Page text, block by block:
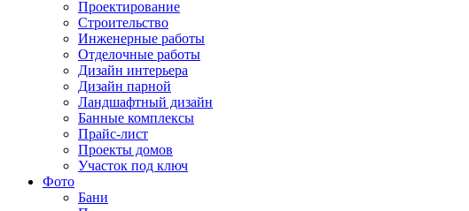
Проектирование
Строительство
Инженерные работы
Отделочные работы
Дизайн интерьера
Дизайн парной
Ландшафтный дизайн
Банные комплексы
Прайс-лист
Проекты домов
Участок под ключ
Фото
Бани